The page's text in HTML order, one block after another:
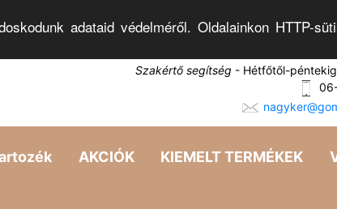
adataid védelméről. Oldalainkon HTTP-
Szakértő segítség - Hétfőtől-
AKCIÓK KIEMELT TERMÉKEK